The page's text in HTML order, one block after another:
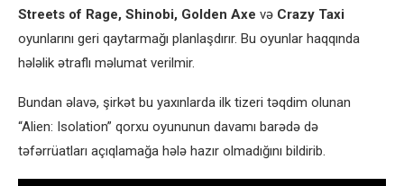
Streets of Rage, Shinobi, Golden Axe və Crazy Taxi
oyunlarını geri qaytarmağı planlaşdırır. Bu oyunlar haqqında
hələlik ətraflı məlumat verilmir.
Bundan əlavə, şirkət bu yaxınlarda ilk tizeri təqdim olunan
“Alien: Isolation” qorxu oyununun davamı barədə də
təfərrüatları açıqlamağa hələ hazır olmadığını bildirib.